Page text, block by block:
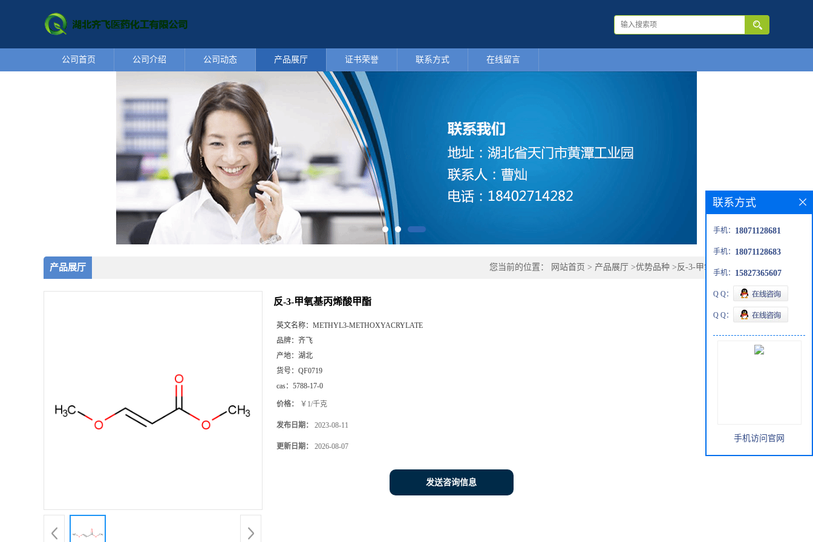
公司首页 公司介绍 公司动态 产品展厅 证书荣誉 联系方式 在线留言
产品展厅 您当前的位置： 网站首页 > 产品展厅 >优势品种 >反-3-甲氧基丙烯酸甲酯
反-3-甲氧基丙烯酸甲酯
英文名称： METHYL3-METHOXYACRYLATE
品牌： 齐飞
产地： 湖北
货号： QF0719
cas： 5788-17-0
价格： ￥1/千克
发布日期： 2023-08-11
更新日期： 2026-08-07
发送咨询信息
联系方式
手机： 18071128681
手机： 18071128683
手机： 15827365607
Q Q：
Q Q：
手机访问官网